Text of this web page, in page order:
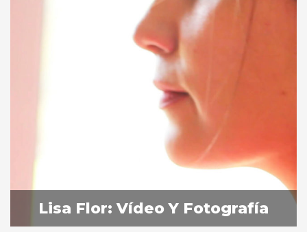
Lisa Flor: Vídeo Y Fotografía